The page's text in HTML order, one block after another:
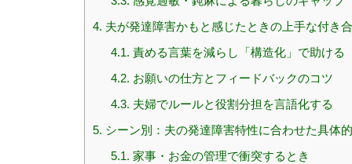
4. 夫が発達障害かもと感じたときの上手な付き
4.1. 責める言葉を減らし「構造化」で助ける
4.2. お願いの仕方とフィードバックのコツ
4.3. 夫婦でルールと役割分担を言語化する
5. シーン別：夫の発達障害特性に合わせた具体
5.1. 家事・お金の管理で衝突するとき